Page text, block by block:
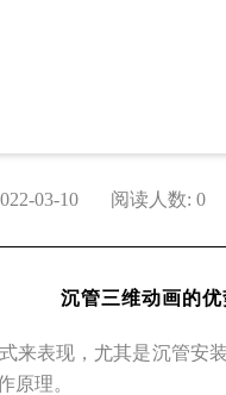
03-10 阅读人数: 0
沉管三维动画的优
来表现，尤其是沉管安
原理。